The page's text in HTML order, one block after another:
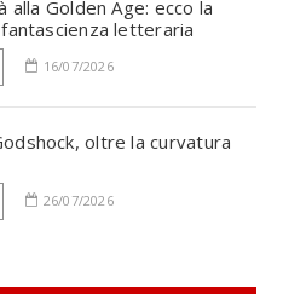
alla Golden Age: ecco la
letteraria
16/07/2026
oltre la curvatura
26/07/2026